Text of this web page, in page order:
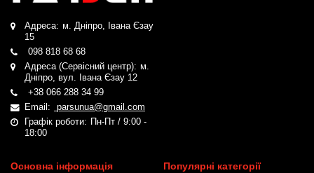
Адреса: м. Дніпро, Івана Єзау
15
098 818 68 68
Адреса (Сервісний центр): м.
Дніпро, вул. Івана Єзау 12
+38 066 288 34 99
Email:
parsunua@gmail.com
Графік роботи:
Пн-Пт / 9:00 -
18:00
Основна інформація Популярні категорії